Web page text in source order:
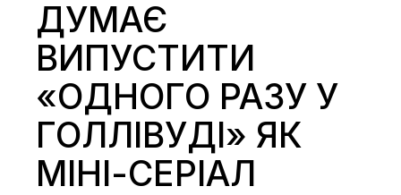
ДУМАЄ
ВИПУСТИТИ
«ОДНОГО РАЗУ У
ГОЛЛІВУДІ» ЯК
МІНІ-СЕРІАЛ